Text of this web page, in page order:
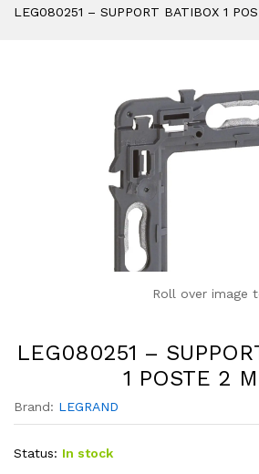
LEG080251 – SUPPORT BATIBOX 1
Roll over image
LEG080251 –
1 POSTE 2 M
Brand: LEGRAND
Status: In stock